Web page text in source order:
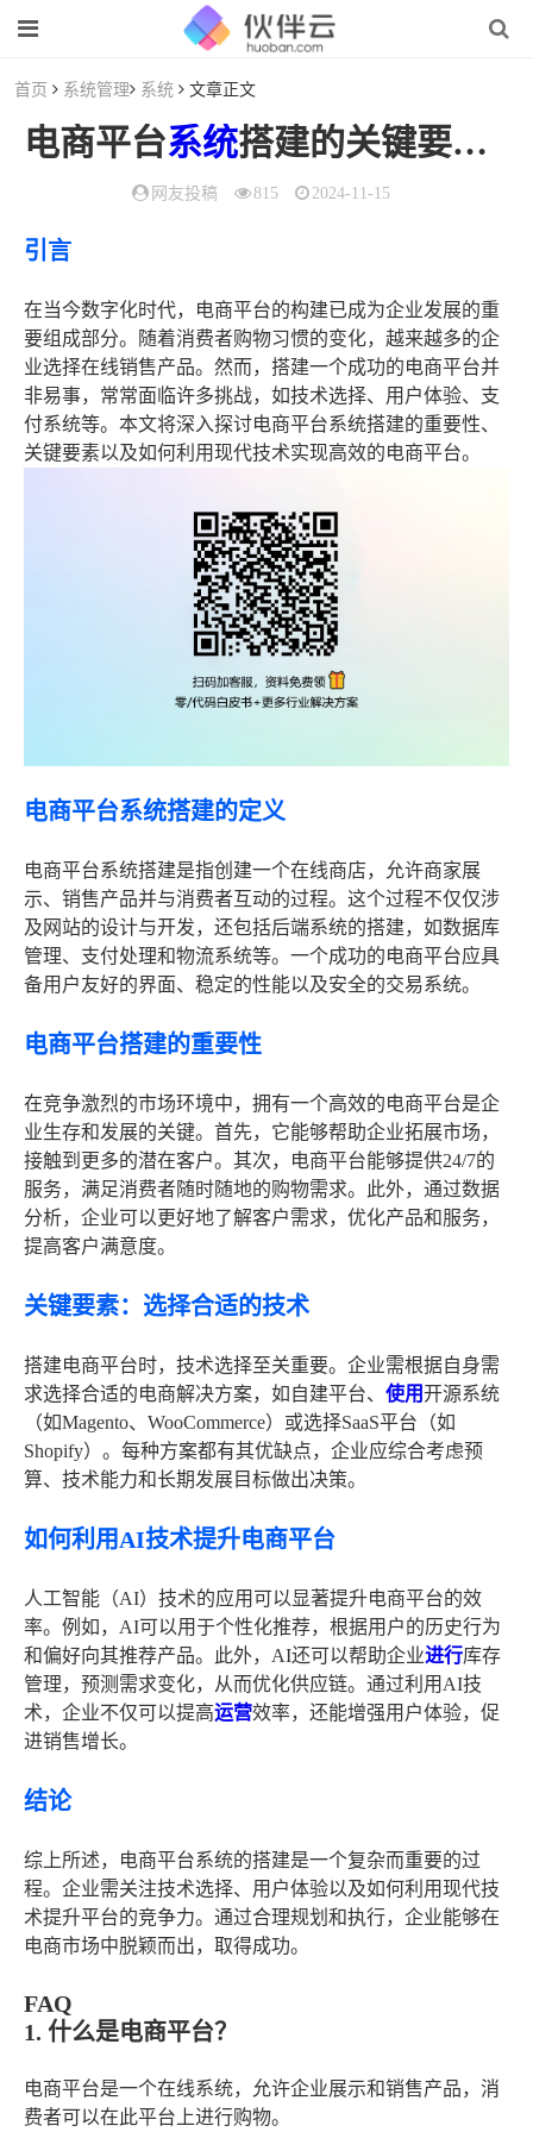
首页 系统管理 系统 文章正文
电商平台系统搭建的关键要素与现代技术应用探讨
网友投稿 815 2024-11-15
引言
在当今数字化时代，电商平台的构建已成为企业发展的重
要组成部分。随着消费者购物习惯的变化，越来越多的企
业选择在线销售产品。然而，搭建一个成功的电商平台并
非易事，常常面临许多挑战，如技术选择、用户体验、支
付系统等。本文将深入探讨电商平台系统搭建的重要性、
关键要素以及如何利用现代技术实现高效的电商平台。
电商平台系统搭建的定义
电商平台系统搭建是指创建一个在线商店，允许商家展
示、销售产品并与消费者互动的过程。这个过程不仅仅涉
及网站的设计与开发，还包括后端系统的搭建，如数据库
管理、支付处理和物流系统等。一个成功的电商平台应具
备用户友好的界面、稳定的性能以及安全的交易系统。
电商平台搭建的重要性
在竞争激烈的市场环境中，拥有一个高效的电商平台是企
业生存和发展的关键。首先，它能够帮助企业拓展市场，
接触到更多的潜在客户。其次，电商平台能够提供24/7的
服务，满足消费者随时随地的购物需求。此外，通过数据
分析，企业可以更好地了解客户需求，优化产品和服务，
提高客户满意度。
关键要素：选择合适的技术
搭建电商平台时，技术选择至关重要。企业需根据自身需
求选择合适的电商解决方案，如自建平台、 使用开源系统
（如Magento、WooCommerce）或选择SaaS平台（如
Shopify）。每种方案都有其优缺点，企业应综合考虑预
算、技术能力和长期发展目标做出决策。
如何利用AI技术提升电商平台
人工智能（AI）技术的应用可以显著提升电商平台的效
率。例如，AI可以用于个性化推荐，根据用户的历史行为
和偏好向其推荐产品。此外，AI还可以帮助企业进行库存
管理，预测需求变化，从而优化供应链。通过利用AI技
术，企业不仅可以提高运营效率，还能增强用户体验，促
进销售增长。
结论
综上所述，电商平台系统的搭建是一个复杂而重要的过
程。企业需关注技术选择、用户体验以及如何利用现代技
术提升平台的竞争力。通过合理规划和执行，企业能够在
电商市场中脱颖而出，取得成功。
FAQ
1. 什么是电商平台？
电商平台是一个在线系统，允许企业展示和销售产品，消
费者可以在此平台上进行购物。